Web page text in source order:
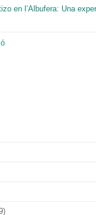
en l’Albufera: Una